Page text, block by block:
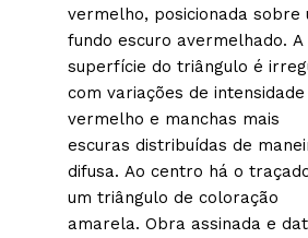
vermelho, posicionada sobre
fundo escuro avermelhado. A
superfície do triângulo é
com variações de intensidade
vermelho e manchas mais
escuras distribuídas de
difusa. Ao centro há o
um triângulo de coloração
amarela. Obra assinada e